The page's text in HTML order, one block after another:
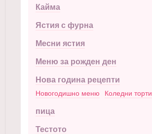
Кайма
Ястия с фурна
Месни ястия
Меню за рожден ден
Нова година рецепти
Новогодишно меню Коледни торти
пица
Тестото